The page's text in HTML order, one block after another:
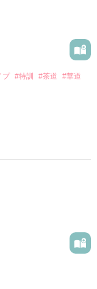
す
プ #特訓 #茶道
#華道
プ。
しょう。女性は誰
を歩いても、あな